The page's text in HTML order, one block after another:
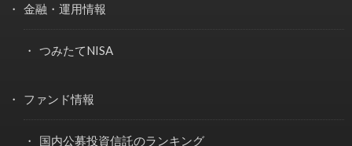
金融・運用情報
つみたてNISA
ファンド情報
国内公募投資信託のランキング